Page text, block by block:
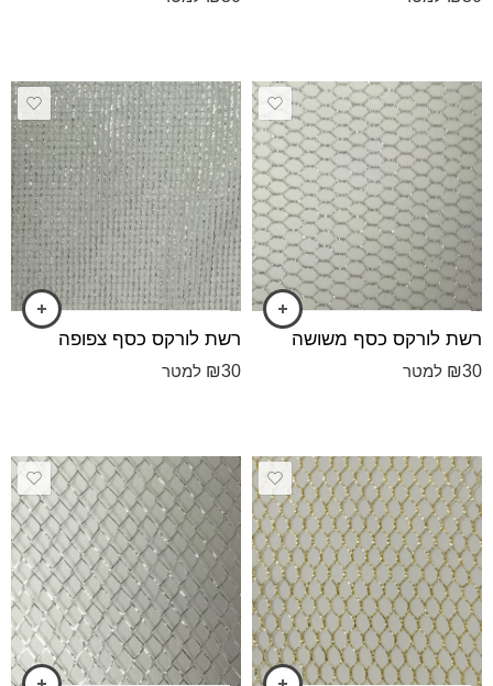
רשת לורקס כסף משושה
₪30 למטר
רשת לורקס כסף צפופה
₪30 למטר